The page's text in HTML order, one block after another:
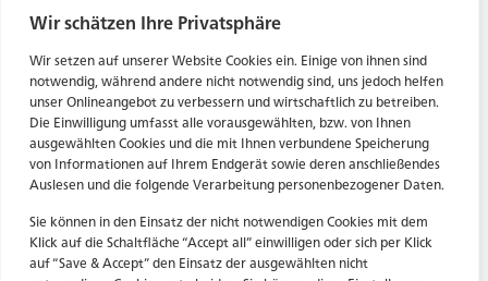
Wir schätzen Ihre Privatsphäre
Wir setzen auf unserer Website Cookies ein. Einige von ihnen sind
notwendig, während andere nicht notwendig sind, uns jedoch helfen
unser Onlineangebot zu verbessern und wirtschaftlich zu betreiben.
Die Einwilligung umfasst alle vorausgewählten, bzw. von Ihnen
ausgewählten Cookies und die mit Ihnen verbundene Speicherung
von Informationen auf Ihrem Endgerät sowie deren anschließendes
Auslesen und die folgende Verarbeitung personenbezogener Daten.
Sie können in den Einsatz der nicht notwendigen Cookies mit dem
Klick auf die Schaltfläche “Accept all” einwilligen oder sich per Klick
auf “Save & Accept” den Einsatz der ausgewählten nicht
74072 Heilbronn
→ Anfahrtsplan Heilbronn
Datenschutzerklärung
Impressum
Tel. Zentrale: +49 (69) 27273681
E-Mail: kontakt@forwerts.com
FFM – Friedensstraße 11
60311 Frankfurt am Main
→ Anfahrtsplan Frankfurt
HN – Gymnasiumstraße 35
74072 Heilbronn
→ Anfahrtsplan Heilbronn